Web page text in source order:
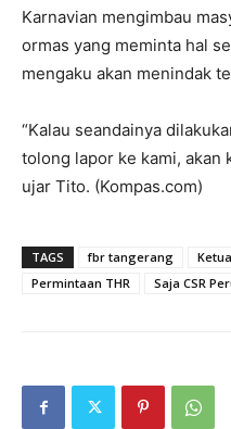
Karnavian mengimbau
ormas yang meminta hal
mengaku akan menindak
“Kalau seandainya
tolong lapor ke kami, akan
ujar Tito. (Kompas.com)
TAGS fbr tangerang
Permintaan THR
Saja CSR